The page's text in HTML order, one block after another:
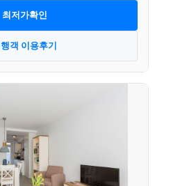
최저가확인
객 이용후기